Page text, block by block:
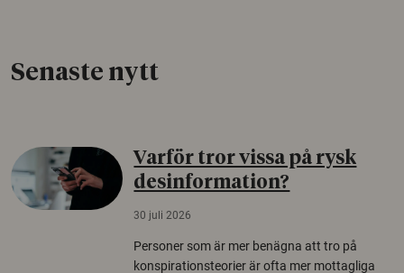
Senaste nytt
Varför tror vissa på rysk
desinformation?
30 juli 2026
Personer som är mer benägna att tro på
konspirationsteorier är ofta mer mottagliga